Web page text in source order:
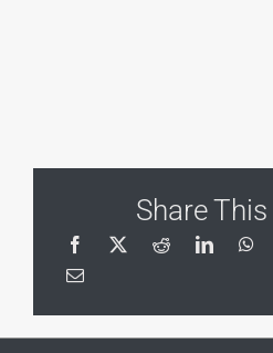
Share